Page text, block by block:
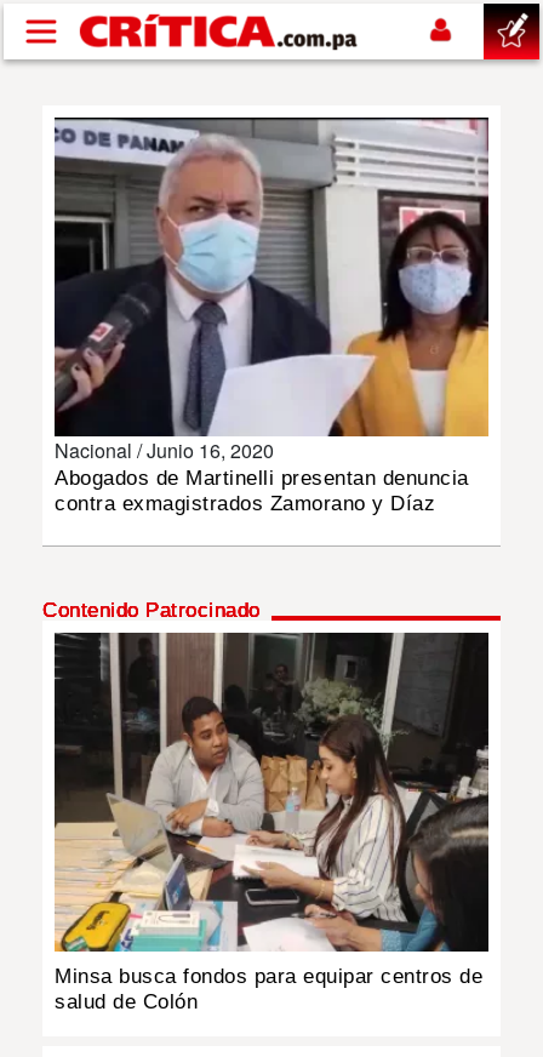
Pasar al contenido principal
SUCESOS
NACIONAL
SHOW
DEPORTES
MULTIMEDIA
Nacional /Junio 16, 2020
Abogados de Martinelli presentan denuncia
contra exmagistrados Zamorano y Díaz
Contenido Patrocinado
Minsa busca fondos para equipar centros de
salud de Colón